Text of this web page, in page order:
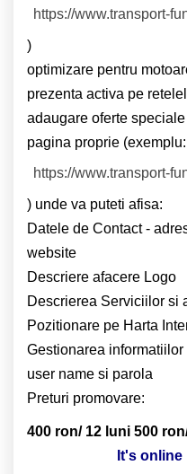
https://www.transport-
)
optimizare pentru
prezenta activa pe
adaugare oferte speciale
pagina proprie (exemplu:
https://www.transport-
) unde va puteti afisa:
Datele de Contact -
website
Descriere afacere Logo
Descrierea Serviciilor si
Pozitionare pe Harta
Gestionarea
user name si parola
Preturi promovare:
400 ron/ 12 luni 500
It's